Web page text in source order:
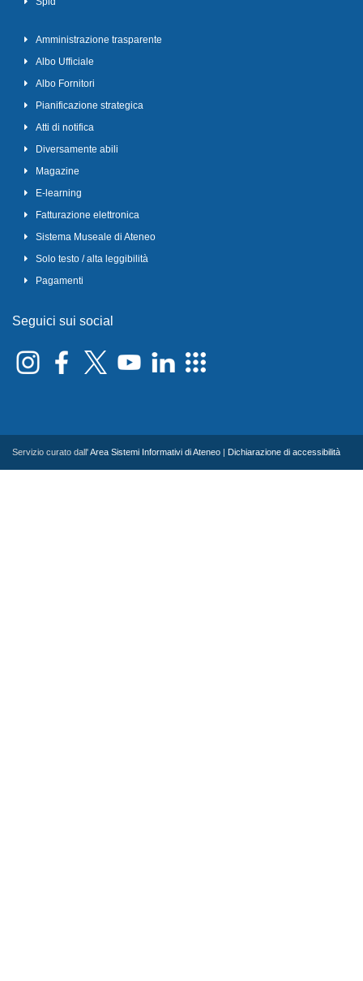
Amministrazione trasparente
Albo Ufficiale
Albo Fornitori
Pianificazione strategica
Atti di notifica
Diversamente abili
Magazine
E-learning
Fatturazione elettronica
Sistema Museale di Ateneo
Solo testo / alta leggibilità
Pagamenti
Seguici sui social
Servizio curato dall'Area Sistemi Informativi di Ateneo Dichiarazione di accessibilità